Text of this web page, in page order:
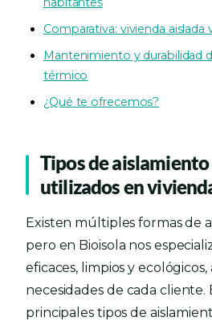
Comparativa: vivienda aislada
Mantenimiento y durabilidad
térmico
¿Qué te ofrecemos?
Tipos de
utilizados en
Existen múltiples formas de
pero en Bioisola nos
eficaces, limpios y
necesidades de cada cliente.
principales tipos de